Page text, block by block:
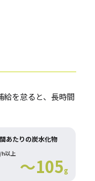
給を怠ると、長時間
あたりの炭水化物
以上
～105g